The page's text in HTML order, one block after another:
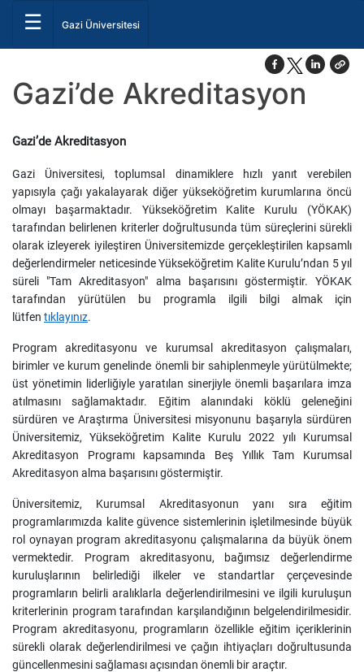
☰ Gazi Üniversitesi
Gazi’de Akreditasyon
Gazi’de Akreditasyon
Gazi Üniversitesi, toplumsal dinamiklere hızlı yanıt verebilen
yapısıyla çağı yakalayarak diğer yükseköğretim kurumlarına öncü
olmayı başarmaktadır. Yükseköğretim Kalite Kurulu (YÖKAK)
tarafından belirlenen kriterler doğrultusunda tüm süreçlerini sürekli
olarak izleyerek iyileştiren Üniversitemizde gerçekleştirilen kapsamlı
değerlendirmeler neticesinde Yükseköğretim Kalite Kurulu’ndan 5 yıl
süreli "Tam Akreditasyon" alma başarısını göstermiştir. YÖKAK
tarafından yürütülen bu programla ilgili bilgi almak için
lütfen tıklayınız.
Program akreditasyonu ve kurumsal akreditasyon çalışmaları,
birimler ve kurum genelinde önemli bir sahiplenmeyle yürütülmekte;
üst yönetimin liderliğiyle yaratılan sinerjiyle önemli başarılara imza
atılmasını sağlamaktadır. Eğitim alanındaki köklü geleneğini
sürdüren ve Araştırma Üniversitesi misyonunu başarıyla sürdüren
Üniversitemiz, Yükseköğretim Kalite Kurulu 2022 yılı Kurumsal
Akreditasyon Programı kapsamında Beş Yıllık Tam Kurumsal
Akreditasyon alma başarısını göstermiştir.
Üniversitemiz, Kurumsal Akreditasyonun yanı sıra eğitim
programlarımızda kalite güvence sistemlerinin işletilmesinde büyük
rol oynayan program akreditasyonu çalışmalarına da büyük önem
vermektedir. Program akreditasyonu, bağımsız değerlendirme
kuruluşlarının belirlediği ilkeler ve standartlar çerçevesinde
programların belirli aralıklarla değerlendirilmesini ve ilgili kuruluşun
kriterlerinin program tarafından karşılandığının belgelendirilmesidir.
Program akreditasyonu, programların özellikle eğitim içeriklerinin
sürekli olarak değerlendirilmesi ve çağın ihtiyaçları doğrultusunda
güncellenmesini sağlaması açısından önemli bir araçtır.